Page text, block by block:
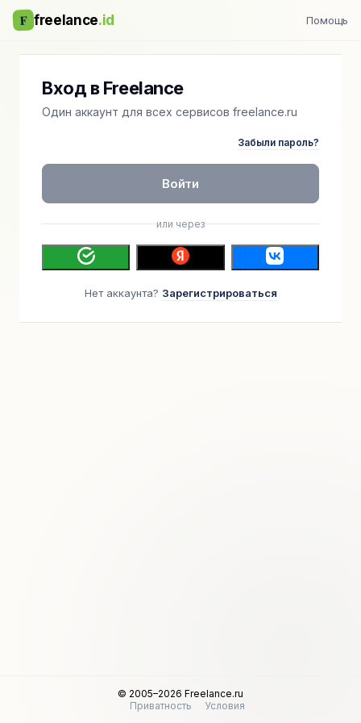
F freelance.id Помощь
Вход в Freelance
Один аккаунт для всех сервисов freelance.ru
Забыли пароль?
Войти
или через
Нет аккаунта? Зарегистрироваться
© 2005–2026 Freelance.ru
Приватность
Условия